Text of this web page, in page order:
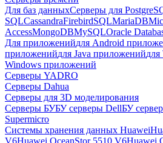
Для баз данныхСерверы для
SQLCassandraFirebirdSQLMariaDB
AccessMongoDBMySQLOracle
Для приложенийдля Android
приложенийдля Java приложений
Windows приложений
Серверы YADRO
Серверы Dahua
Серверы для 3D моделирования
Серверы БУБУ серверы DellБУ
Supermicro
Системы хранения данных Huawei
V6Huawei OceanStor 5510 V6Huawei